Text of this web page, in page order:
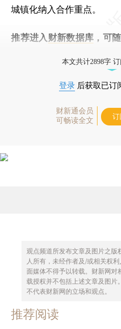
城镇化纳入合作重点。
推荐进入 财新数据库 ，可
本文共计2898字
登录 后获取已订
财新通会员
可畅读全文
订
观点频道所发布文章及图片之版
人所有，未经作者及/或相关权
面媒体不得予以转载。财新网对
载授权并不包括上述文章及图片
不代表财新网的立场和观点。
推荐阅读